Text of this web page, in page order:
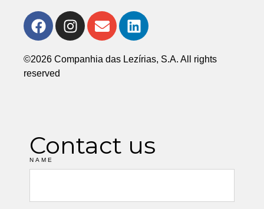
©2026 Companhia das Lezírias, S.A. All rights
reserved
Contact us
NAME